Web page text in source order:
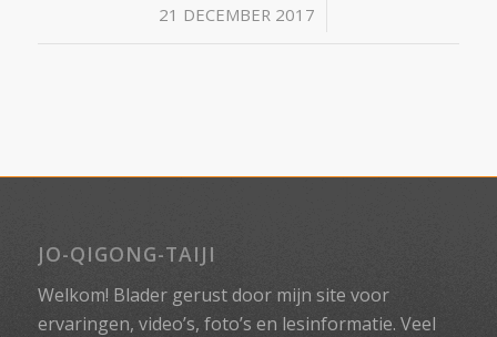
21 DECEMBER 2017
/
JO-QIGONG-TAIJI
Welkom! Blader gerust door mijn site voor
ervaringen, video’s, foto’s en lesinformatie. Veel